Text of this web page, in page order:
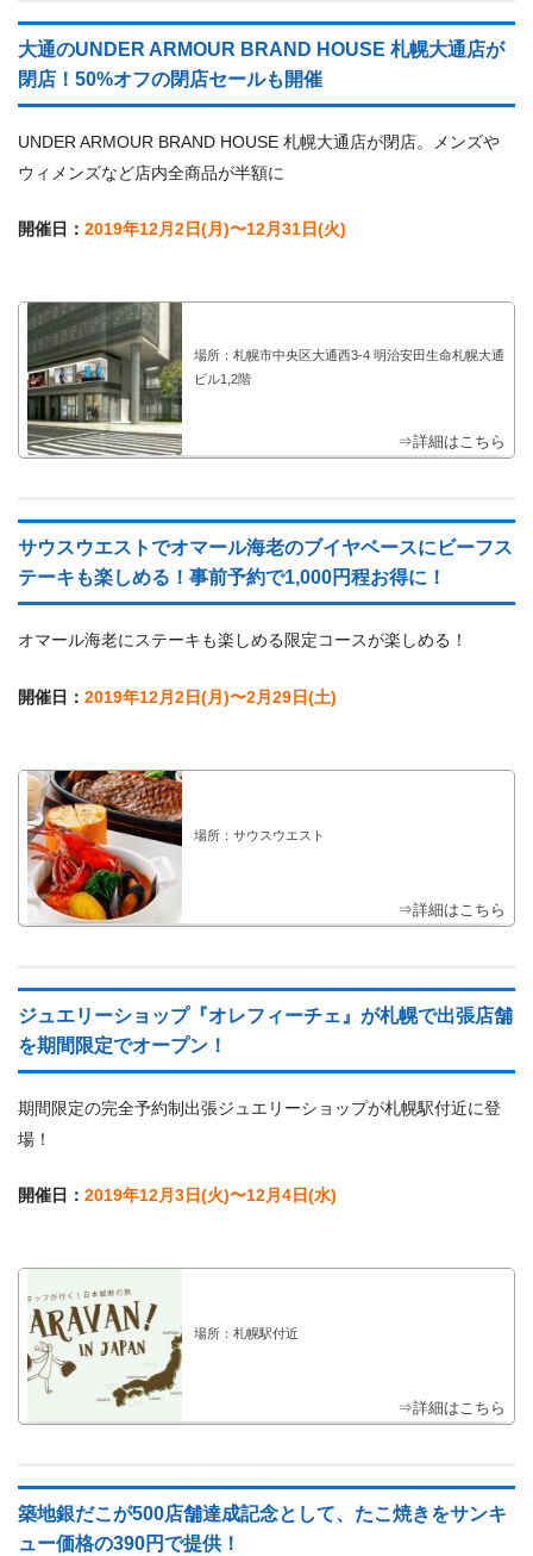
大通のUNDER ARMOUR BRAND HOUSE 札幌大通店が
閉店！50%オフの閉店セールも開催
UNDER ARMOUR BRAND HOUSE 札幌大通店が閉店。メンズや
ウィメンズなど店内全商品が半額に
開催日： 2019年12月2日(月)〜12月31日(火)
場所：札幌市中央区大通西3-4 明治安田生命札幌大通
ビル1,2階
⇒詳細はこちら
サウスウエストでオマール海老のブイヤベースにビーフス
テーキも楽しめる！事前予約で1,000円程お得に！
オマール海老にステーキも楽しめる限定コースが楽しめる！
開催日： 2019年12月2日(月)〜2月29日(土)
場所：サウスウエスト
⇒詳細はこちら
ジュエリーショップ『オレフィーチェ』が札幌で出張店舗
を期間限定でオープン！
期間限定の完全予約制出張ジュエリーショップが札幌駅付近に登
場！
開催日： 2019年12月3日(火)〜12月4日(水)
場所：札幌駅付近
⇒詳細はこちら
築地銀だこが500店舗達成記念として、たこ焼きをサンキ
ュー価格の390円で提供！